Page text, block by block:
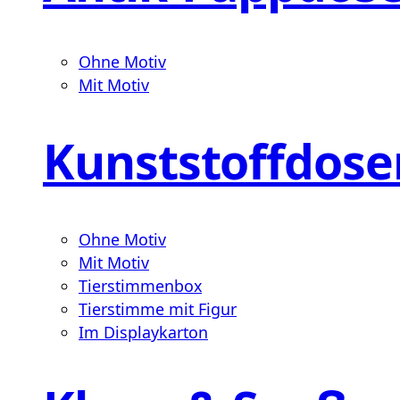
Ohne Motiv
Mit Motiv
Ohne Motiv
Mit Motiv
Tierstimmenbox
Tierstimme mit Figur
Im Displaykarton